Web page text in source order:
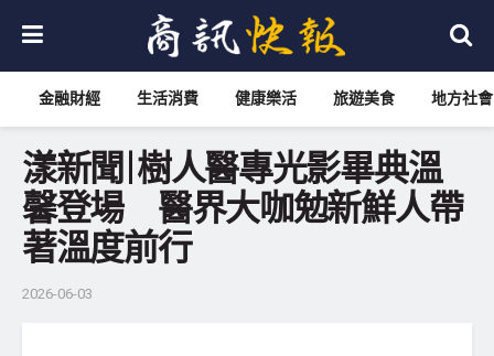
金融財經 生活消費 健康樂活 旅遊美食 地方社會
漾新聞|樹人醫專光影畢典溫
馨登場 醫界大咖勉新鮮人帶
著溫度前行
2026-06-03